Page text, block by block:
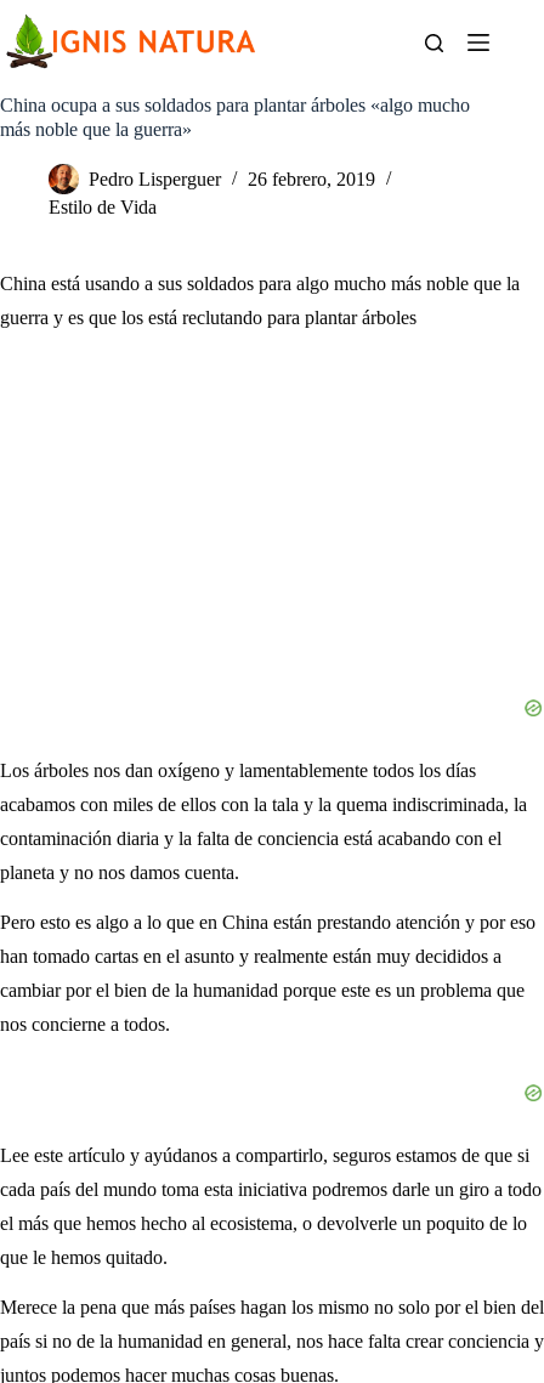
contenido
China ocupa a sus soldados para plantar árboles «algo mucho
más noble que la guerra»
Pedro Lisperguer
26 febrero, 2019
Estilo de Vida
China está usando a sus soldados para algo mucho más noble que la
guerra y es que los está reclutando para plantar árboles
Los árboles nos dan oxígeno y lamentablemente todos los días
acabamos con miles de ellos con la tala y la quema indiscriminada, la
contaminación diaria y la falta de conciencia está acabando con el
planeta y no nos damos cuenta.
Pero esto es algo a lo que en China están prestando atención y por eso
han tomado cartas en el asunto y realmente están muy decididos a
cambiar por el bien de la humanidad porque este es un problema que
nos concierne a todos.
Lee este artículo y ayúdanos a compartirlo, seguros estamos de que si
cada país del mundo toma esta iniciativa podremos darle un giro a todo
el más que hemos hecho al ecosistema, o devolverle un poquito de lo
que le hemos quitado.
Merece la pena que más países hagan los mismo no solo por el bien del
país si no de la humanidad en general, nos hace falta crear conciencia y
juntos podemos hacer muchas cosas buenas.